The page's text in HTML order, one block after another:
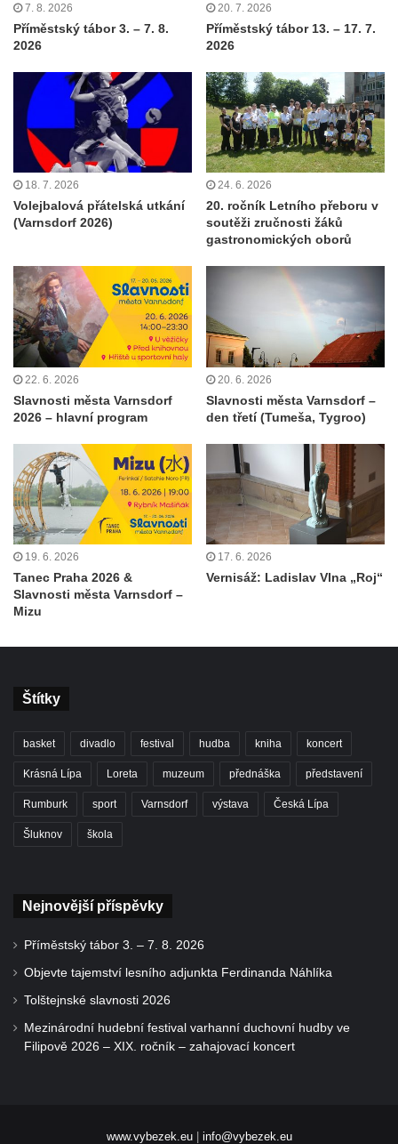
7. 8. 2026
Příměstský tábor 3. – 7. 8.
2026
20. 7. 2026
Příměstský tábor 13. – 17. 7.
2026
18. 7. 2026
Volejbalová přátelská utkání
(Varnsdorf 2026)
24. 6. 2026
20. ročník Letního přeboru v
soutěži zručnosti žáků
gastronomických oborů
22. 6. 2026
Slavnosti města Varnsdorf
2026 – hlavní program
20. 6. 2026
Slavnosti města Varnsdorf –
den třetí (Tumeša, Tygroo)
19. 6. 2026
Tanec Praha 2026 &
Slavnosti města Varnsdorf –
Mizu
17. 6. 2026
Vernisáž: Ladislav Vlna „Roj“
Štítky
basket divadlo festival hudba kniha koncert
Krásná Lípa Loreta muzeum přednáška představení
Rumburk sport Varnsdorf výstava Česká Lípa
Šluknov škola
Nejnovější příspěvky
Příměstský tábor 3. – 7. 8. 2026
Objevte tajemství lesního adjunkta Ferdinanda Náhlíka
Tolštejnské slavnosti 2026
Mezinárodní hudební festival varhanní duchovní hudby ve
Filipově 2026 – XIX. ročník – zahajovací koncert
www.vybezek.eu| info@vybezek.eu